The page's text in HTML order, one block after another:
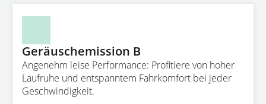
Geräuschemission B
Angenehm leise Performance: Profitiere von hoher
Laufruhe und entspanntem Fahrkomfort bei jeder
Geschwindigkeit.